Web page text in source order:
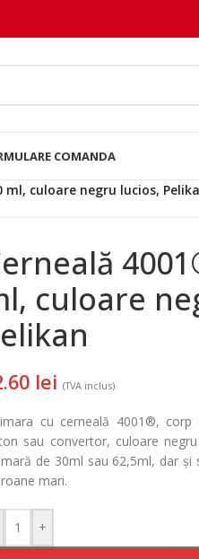
COMANDA
ml, culoare negru lucios,
culoare
lei (TVA inclus)
cu cerneală 4001®,
sau convertor, culoare
de 30ml sau 62,5ml, dar
mari.
+